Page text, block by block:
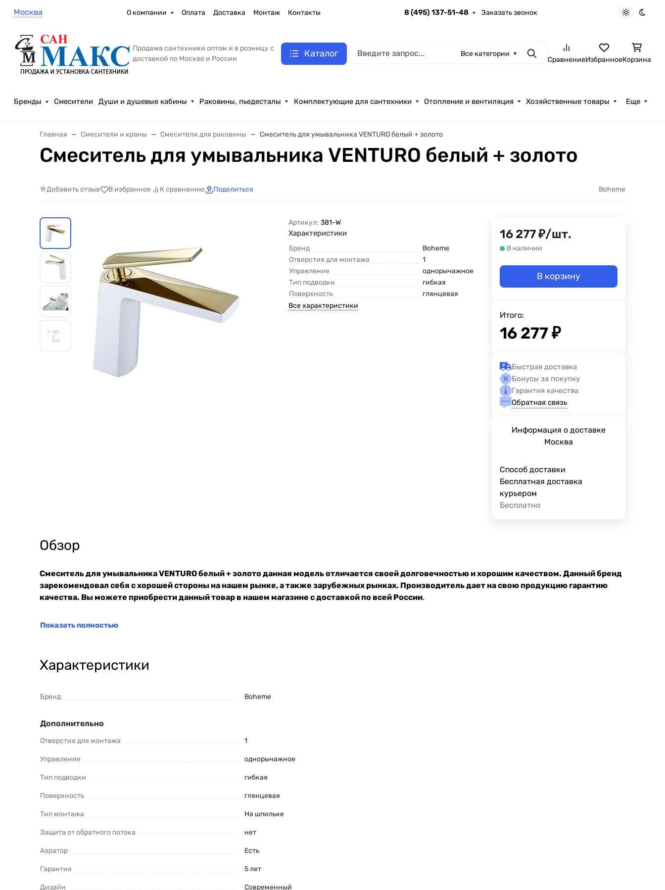
Москва О компании Оплата Доставка Монтаж Контакты 8 (495) 137-51-48 Заказать звонок
Светлая
Продажа сантехники оптом и в розницу с
доставкой по Москве и России
Каталог Все категории ПоискСравнениеИзбранноеКорзина
Бренды Смесители Души и душевые кабины Раковины, пьедесталы Комплектующие для сантехники Отопление и вентиляция Хозяйственные товары Еще
Главная Смесители и краны Смесители для раковины Смеситель для умывальника VENTURO белый + золото
Смеситель для умывальника VENTURO белый + золото
Добавить отзыв В избранное К сравнению Поделиться Boheme
Артикул: 381-W
Характеристики
Бренд
Boheme
Отверстия для монтажа
1
Управление
однорычажное
Тип подводки
гибкая
Поверхность
глянцевая
Все характеристики
16 277₽/шт.
В наличии
В корзину
Итого:
16 277 ₽
Быстрая доставка
Бонусы за покупку
Гарантия качества
Обратная связь
Информация о доставке
Москва
Способ доставки
Бесплатная доставка
курьером
Бесплатно
Обзор
Смеситель для умывальника VENTURO белый + золото данная модель отличается своей долговечностью и хорошим качеством. Данный бренд
зарекомендовал себя с хорошей стороны на нашем рынке, а также зарубежных рынках. Производитель дает на свою продукцию гарантию
качества. Вы можете приобрести данный товар в нашем магазине с доставкой по всей России.
Показать полностью
Характеристики
Бренд Boheme
Дополнительно
Отверстия для монтажа 1
Управление однорычажное
Тип подводки гибкая
Поверхность глянцевая
Тип монтажа На шпильке
Защита от обратного потока нет
Аэратор Есть
Гарантия 5 лет
Дизайн Современный